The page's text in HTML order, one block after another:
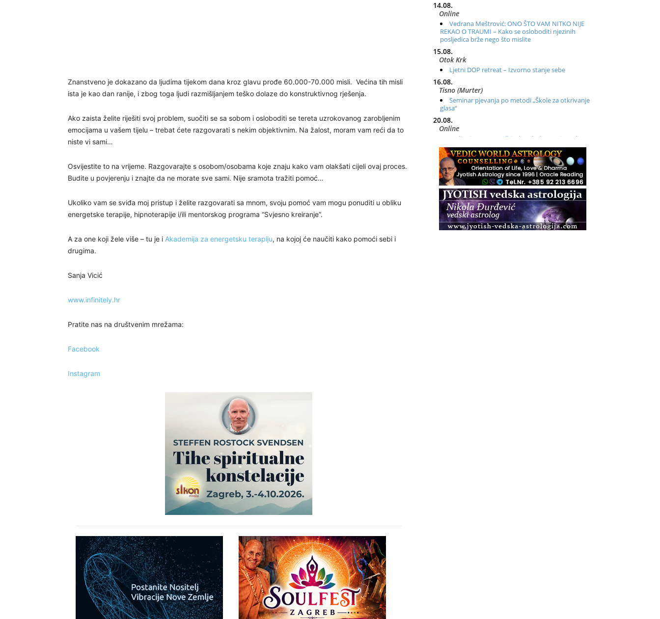
Znanstveno je dokazano da ljudima tijekom dana kroz glavu prođe 60.000-70.000 misli. Većina tih misli
ista je kao dan ranije, i zbog toga ljudi razmišljanjem teško dolaze do konstruktivnog rješenja.
Ako zaista želite riješiti svoj problem, suočiti se sa sobom i osloboditi se tereta uzrokovanog zarobljenim
emocijama u vašem tijelu – trebat ćete razgovarati s nekim objektivnim. Na žalost, moram vam reći da to
niste vi sami…
Osvijestite to na vrijeme. Razgovarajte s osobom/osobama koje znaju kako vam olakšati cijeli ovaj proces.
Budite u povjerenju i znajte da ne morate sve sami. Nije sramota tražiti pomoć…
Ukoliko vam se sviđa moj pristup i želite razgovarati sa mnom, svoju pomoć vam mogu ponuditi u obliku
energetske terapije, hipnoterapije i/ili mentorskog programa “Svjesno kreiranje”.
A za one koji žele više – tu je i Akademija za energetsku terapiju, na kojoj će naučiti kako pomoći sebi i
drugima.
Sanja Vicić
www.infinitely.hr
Pratite nas na društvenim mrežama:
Facebook
Instagram
14.08.
Online
Vedrana Meštrović: ONO ŠTO VAM NITKO NIJE
REKAO O TRAUMI – Kako se osloboditi njezinih
posljedica brže nego što mislite
15.08.
Otok Krk
Ljetni DOP retreat – Izvorno stanje sebe
16.08.
Tisno (Murter)
Seminar pjevanja po metodi „Škole za otkrivanje
glasa“
20.08.
Online
Radionica: Pomagači iz drugih dimenzija Online –
otvoreno za sve
21.08.
Zagreb+Online
Osnovni ThetaHealing® tečaj, Zagreb i Online
22.08.
Pula
Access BARS®, otpusti stres
23.08.
Pula